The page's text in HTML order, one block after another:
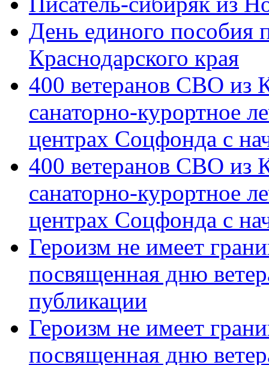
День единого пособия
Краснодарского края
400 ветеранов СВО из
санаторно-курортное
центрах Соцфонда с
400 ветеранов СВО из
санаторно-курортное
центрах Соцфонда с
Героизм не имеет
посвященная дню
публикации
Героизм не имеет
посвященная дню